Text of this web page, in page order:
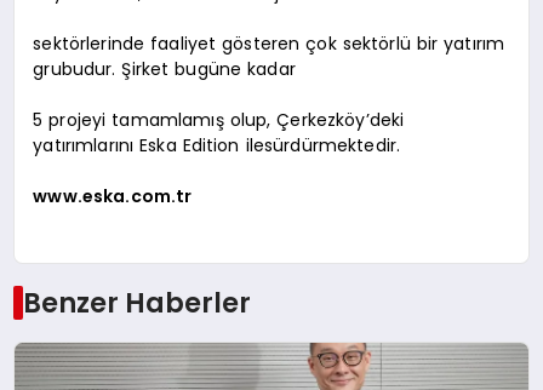
sektörlerinde faaliyet gösteren çok sektörlü bir yatırım
grubudur. Şirket bugüne kadar
5 projeyi tamamlamış olup, Çerkezköy’deki
yatırımlarını Eska Edition ilesürdürmektedir.
www.eska.com.tr
Benzer Haberler